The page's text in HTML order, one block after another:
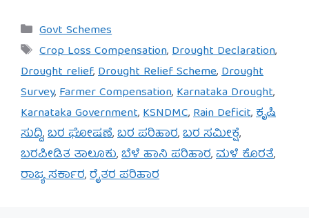
Categories
Govt Schemes
Tags
Crop Loss Compensation,Drought Declaration,
Drought relief,Drought Relief Scheme,Drought
Survey,Farmer Compensation,Karnataka Drought,
Karnataka Government,KSNDMC,Rain Deficit,ಕೃಷಿ
ಸುದ್ದಿ,ಬರ ಘೋಷಣೆ,ಬರ ಪರಿಹಾರ,ಬರ ಸಮೀಕ್ಷೆ,
ಬರಪೀಡಿತ ತಾಲೂಕು,ಬೆಳೆ ಹಾನಿ ಪರಿಹಾರ,ಮಳೆ ಕೊರತೆ,
ರಾಜ್ಯ ಸರ್ಕಾರ,ರೈತರ ಪರಿಹಾರ